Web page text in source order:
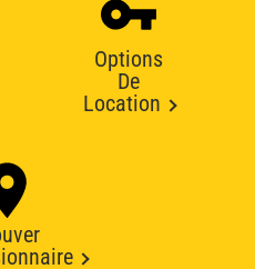
Options
De
Location